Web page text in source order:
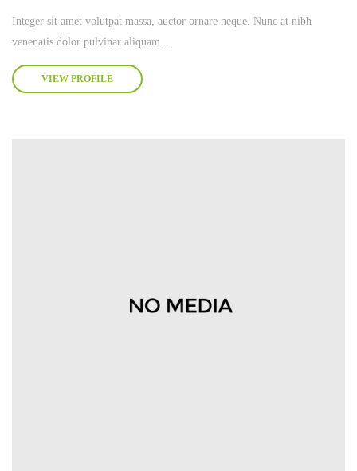
Integer sit amet volutpat massa, auctor ornare neque. Nunc at nibh
venenatis dolor pulvinar aliquam....
VIEW PROFILE